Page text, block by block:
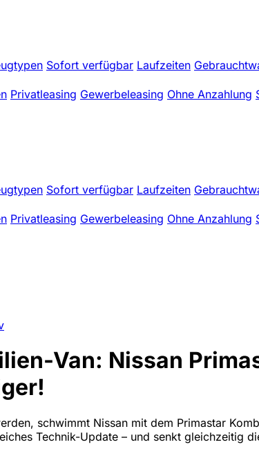
Sofort verfügbar Laufzeiten
Privatleasing Gewerbeleasing Ohne Anzahlung
Sofort verfügbar Laufzeiten
Privatleasing Gewerbeleasing Ohne Anzahlung
Van: Nissan
schwimmt Nissan mit dem Primastar
Technik-Update – und senkt gleichzeitig